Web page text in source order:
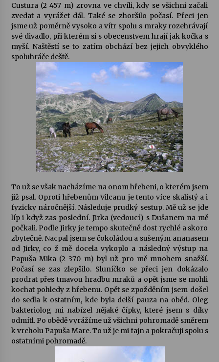
3. 7. 2026
Custura (2 457 m) zrovna ve chvíli, kdy se všichni začali
zvedat a vyrážet dál. Také se zhoršilo počasí. Přeci jen
jsme už poměrně vysoko a vítr spolu s mraky rozehrávají
své divadlo, při kterém si s obecenstvem hrají jak kočka s
myší. Naštěstí se to zatím obchází bez jejich obvyklého
spoluhráče deště.
To už se však nacházíme na onom hřebeni, o kterém jsem
již psal. Oproti hřebenům Vilcanu je tento více skalistý a i
fyzicky náročnější. Následuje prudký sestup. Mě už se jde
líp i když zas poslední. Jirka (vedoucí) s Dušanem na mě
počkali. Podle Jirky je tempo skutečně dost rychlé a skoro
zbytečně. Nacpal jsem se čokoládou a sušeným ananasem
od Jirky, co ž mě docela vykoplo a následný výstup na
Papuša Mika (2 370 m) byl už pro mě mnohem snažší.
Počasí se zas zlepšilo. Sluníčko se přeci jen dokázalo
prodrat přes tmavou hradbu mraků a opět jsme se mohli
kochat pohledy z hřebenu. Opět se zpožděním jsem došel
do sedla k ostatním, kde byla delší pauza na oběd. Oleg
bakteriolog mi nabízel nějaké čípky, které jsem s díky
odmítl. Po obědě vyrážíme už všichni pohromadě směrem
k vrcholu Papuša Mare. To už je mi fajn a pokračuji spolu s
ostatními pohromadě.